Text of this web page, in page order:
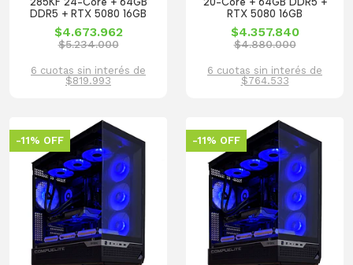
DDR5 + RTX 5080 16GB
$4.673.962
$5.234.000
6 cuotas sin interés de
$819.993
RTX 5080 16GB
$4.357.840
$4.880.000
6 cuotas sin interés de
$764.533
-11% OFF -11% OFF